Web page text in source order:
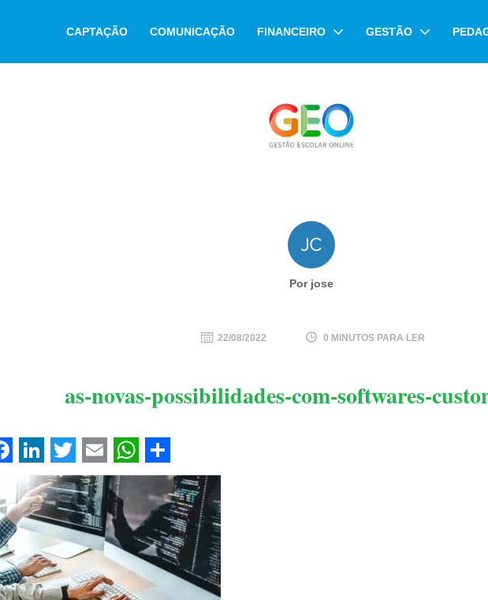
CAPTAÇÃO COMUNICAÇÃO FINANCEIRO GESTÃO
Por jose
22/08/2022 0 MINUTOS PARA LER
as-novas-possibilidades-com-softwares-
Facebook
LinkedIn
Twitter
EmailWhatsApp
Share